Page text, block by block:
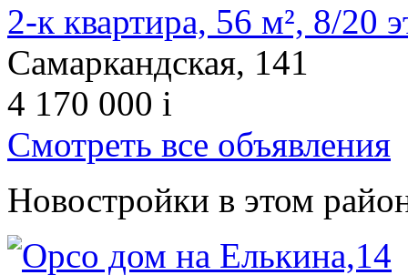
2-к квартира, 56 м², 8/20
Самаркандская, 141
4 170 000 i
Смотреть все объявления
Новостройки в этом